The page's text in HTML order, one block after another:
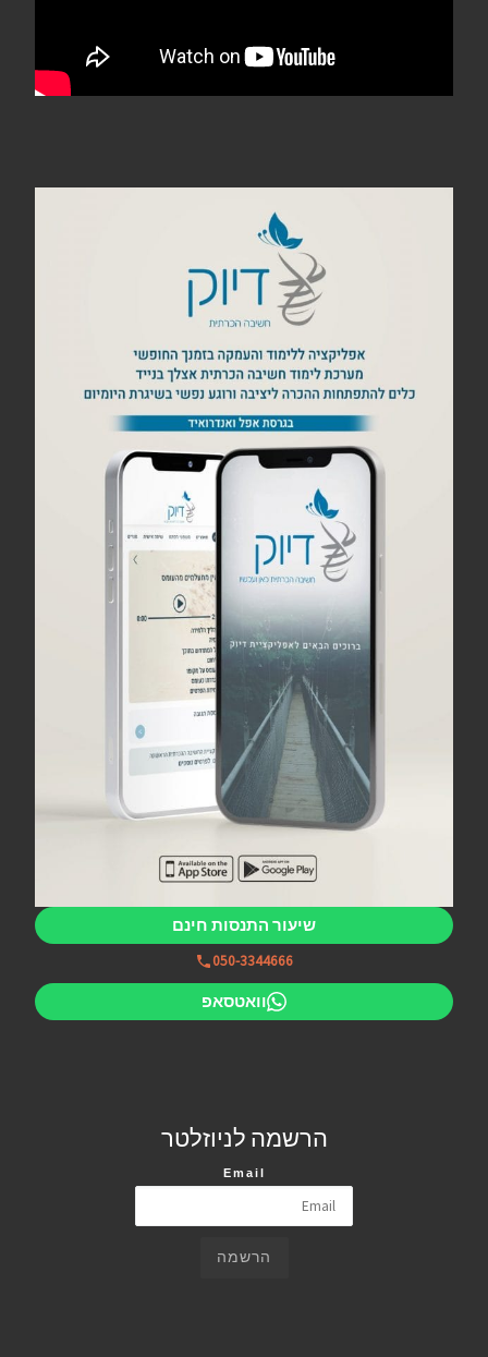
שיעור התנסות חינם
050-3344666
וואטסאפ
הרשמה לניוזלטר
Email
הרשמה